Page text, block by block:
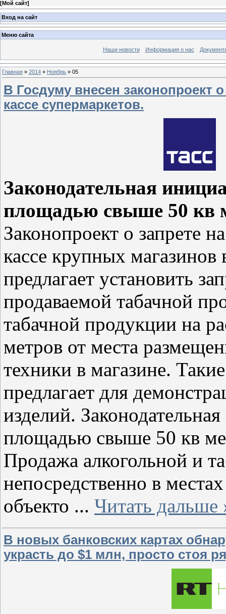
[Мой сайт]
Вход на сайт
Меню сайта
Наши новости Информация о нас
Главная » 2014 » Ноябрь » 05
В Госдуму внесен законопроект
кассе супермаркетов.
Законодательная
площадью свыше 50 кв
Законопроект о запрете
кассе крупных
предлагает установить
продаваемой табачной
табачной продукции на
метров от места
техники в магазине.
предлагает для
изделий.
площадью свыше 50 кв
Продажа алкогольной и
непосредственно в
объекто ... Читать дальше
В новых банковских картах
украсть до $1 млн, просто стоя